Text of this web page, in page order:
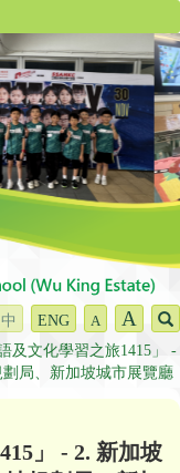
中 ENG A A
及文化學習之旅1415」 -
局、新加坡城市展覽廳
」 - 2. 新加坡